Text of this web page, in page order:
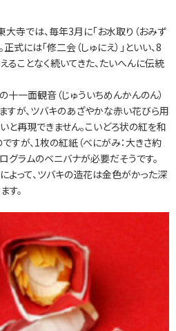
大寺では、毎年3月に「お水取り（おみず
式には「修二会（しゅにえ）」といい、8
ことなく続いてきた、たいへんに伝統
十一面観音（じゅういちめんかんのん）
すが、ツバキのあざやかな赤い花びら用
と再現できません。こいどろ状の紅を和
すが、1枚の紅紙（べにがみ：大きさ約
ラムのベニバナが必要だそうです。
よって、ツバキの造花は金色がかった深
す。